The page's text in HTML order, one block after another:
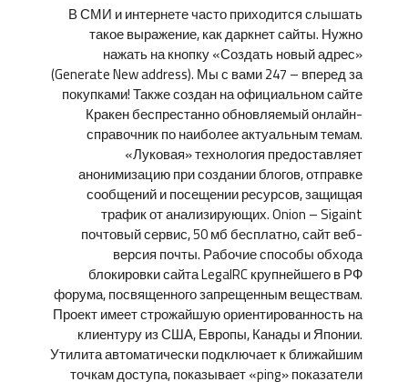
В СМИ и интернете часто приходится слышать
такое выражение, как даркнет сайты. Нужно
нажать на кнопку «Создать новый адрес»
(Generate New address). Мы с вами 247 – вперед за
покупками! Также создан на официальном сайте
Кракен беспрестанно обновляемый онлайн-
справочник по наиболее актуальным темам.
«Луковая» технология предоставляет
анонимизацию при создании блогов, отправке
сообщений и посещении ресурсов, защищая
трафик от анализирующих. Onion – Sigaint
почтовый сервис, 50 мб бесплатно, сайт веб-
версия почты. Рабочие способы обхода
блокировки сайта LegalRC крупнейшего в РФ
форума, посвященного запрещенным веществам.
Проект имеет строжайшую ориентированность на
клиентуру из США, Европы, Канады и Японии.
Утилита автоматически подключает к ближайшим
точкам доступа, показывает «ping» показатели